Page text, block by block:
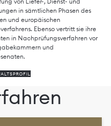
in sämtlichen Phasen des
und europäischen
Ebenso vertritt sie ihre
in Nachprüfungsverfahren vor
und